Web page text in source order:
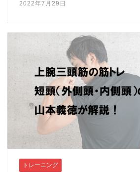
2022年7月29日
トレーニング